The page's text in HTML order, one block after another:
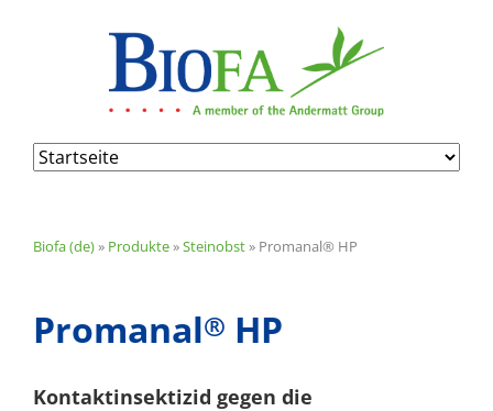
Navigation
überspringen
Biofa (de)» Produkte»Steinobst» Promanal® HP
Promanal® HP
Kontaktinsektizid gegen die